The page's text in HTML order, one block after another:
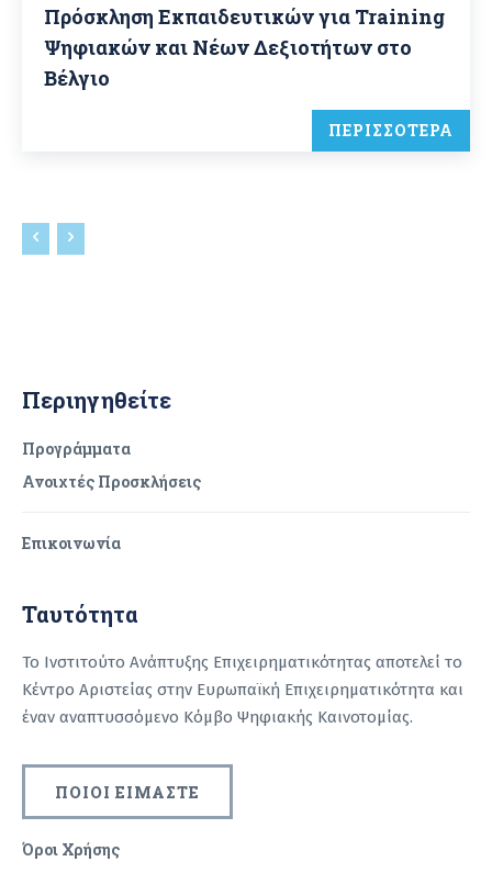
Πρόσκληση Εκπαιδευτικών για Training
Ψηφιακών και Νέων Δεξιοτήτων στο
Βέλγιο
ΠΕΡΙΣΣΟΤΕΡΑ
Περιηγηθείτε
Προγράμματα
Ανοιχτές Προσκλήσεις
Επικοινωνία
Ταυτότητα
Το Ινστιτούτο Ανάπτυξης Επιχειρηματικότητας αποτελεί το
Κέντρο Αριστείας στην Ευρωπαϊκή Επιχειρηματικότητα και
έναν αναπτυσσόμενο Κόμβο Ψηφιακής Καινοτομίας.
ΠΟΙΟΙ ΕΙΜΑΣΤΕ
Όροι Χρήσης